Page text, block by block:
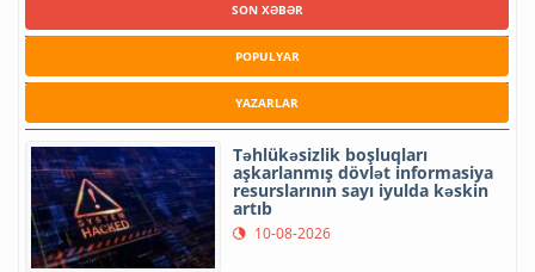
SON XƏBƏR
POPULYAR
YAZARLAR
Təhlükəsizlik boşluqları
aşkarlanmış dövlət informasiya
resurslarının sayı iyulda kəskin
artıb
10-08-2026